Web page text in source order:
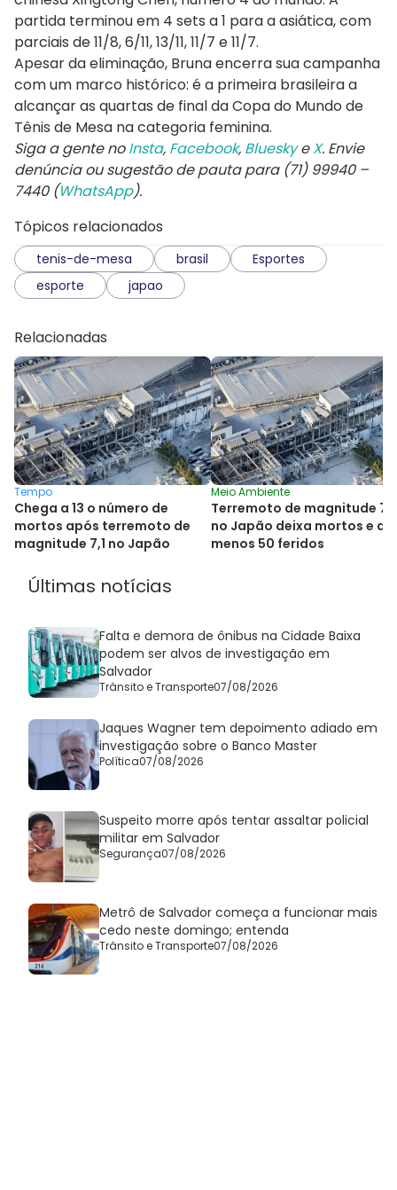
partida terminou em 4 sets a 1 para a asiática, com
parciais de 11/8, 6/11, 13/11, 11/7 e 11/7.
Apesar da eliminação, Bruna encerra sua campanha
com um marco histórico: é a primeira brasileira a
alcançar as quartas de final da Copa do Mundo de
Tênis de Mesa na categoria feminina.
Siga a gente noInsta, Facebook, BlueskyeX. Envie
denúncia ou sugestão de pauta para (71) 99940 –
7440 (WhatsApp).
Tópicos relacionados
tenis-de-mesa brasil
Esportes
esporte
japao
Relacionadas
Tempo
Chega a 13 o número de
mortos após terremoto de
magnitude 7,1 no Japão
Meio Ambiente
Terremoto de magnitude 7,1
no Japão deixa mortos e ao
menos 50 feridos
Últimas notícias
Falta e demora de ônibus na Cidade Baixa
podem ser alvos de investigação em
Salvador
Trânsito e Transporte07/08/2026
Jaques Wagner tem depoimento adiado em
investigação sobre o Banco Master
Política07/08/2026
Suspeito morre após tentar assaltar policial
militar em Salvador
Segurança07/08/2026
Metrô de Salvador começa a funcionar mais
cedo neste domingo; entenda
Trânsito e Transporte07/08/2026